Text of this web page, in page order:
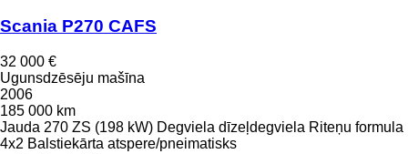
Scania P270 CAFS
32 000 €
Ugunsdzēsēju mašīna
2006
185 000 km
Jauda 270 ZS (198 kW) Degviela dīzeļdegviela Riteņu formula
4x2 Balstiekārta atspere/pneimatisks